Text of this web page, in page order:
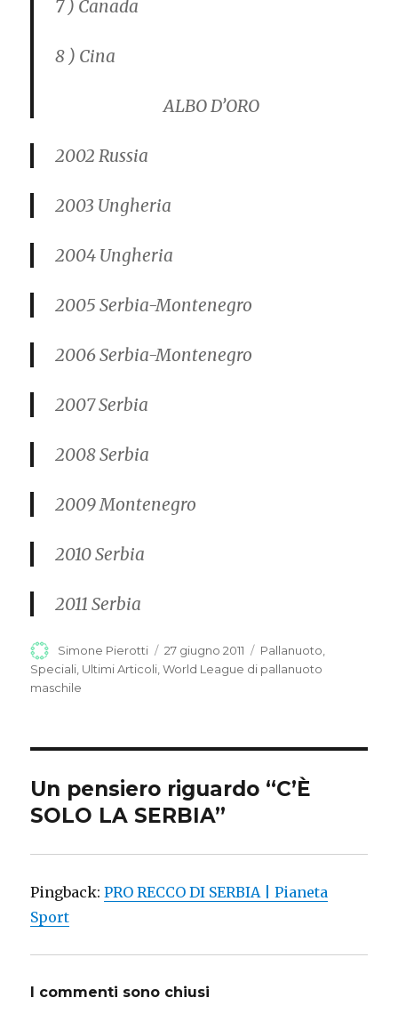
7 ) Canada
8 ) Cina
ALBO D’ORO
2002 Russia
2003 Ungheria
2004 Ungheria
2005 Serbia-Montenegro
2006Serbia-Montenegro
2007Serbia
2008Serbia
2009Montenegro
2010Serbia
2011 Serbia
Autore
Simone Pierotti
Pubblicato
il
27 giugno 2011 Categorie
Pallanuoto
Speciali Ultimi Articoli ,World League di pallanuoto
maschile
Un pensiero riguardo “C’È
SOLO LA SERBIA”
Pingback:PRO RECCO DI SERBIA | Pianeta
Sport
I commenti sono chiusi